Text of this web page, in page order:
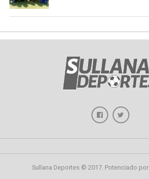
Sullana Deportes © 2017. Potenciado por